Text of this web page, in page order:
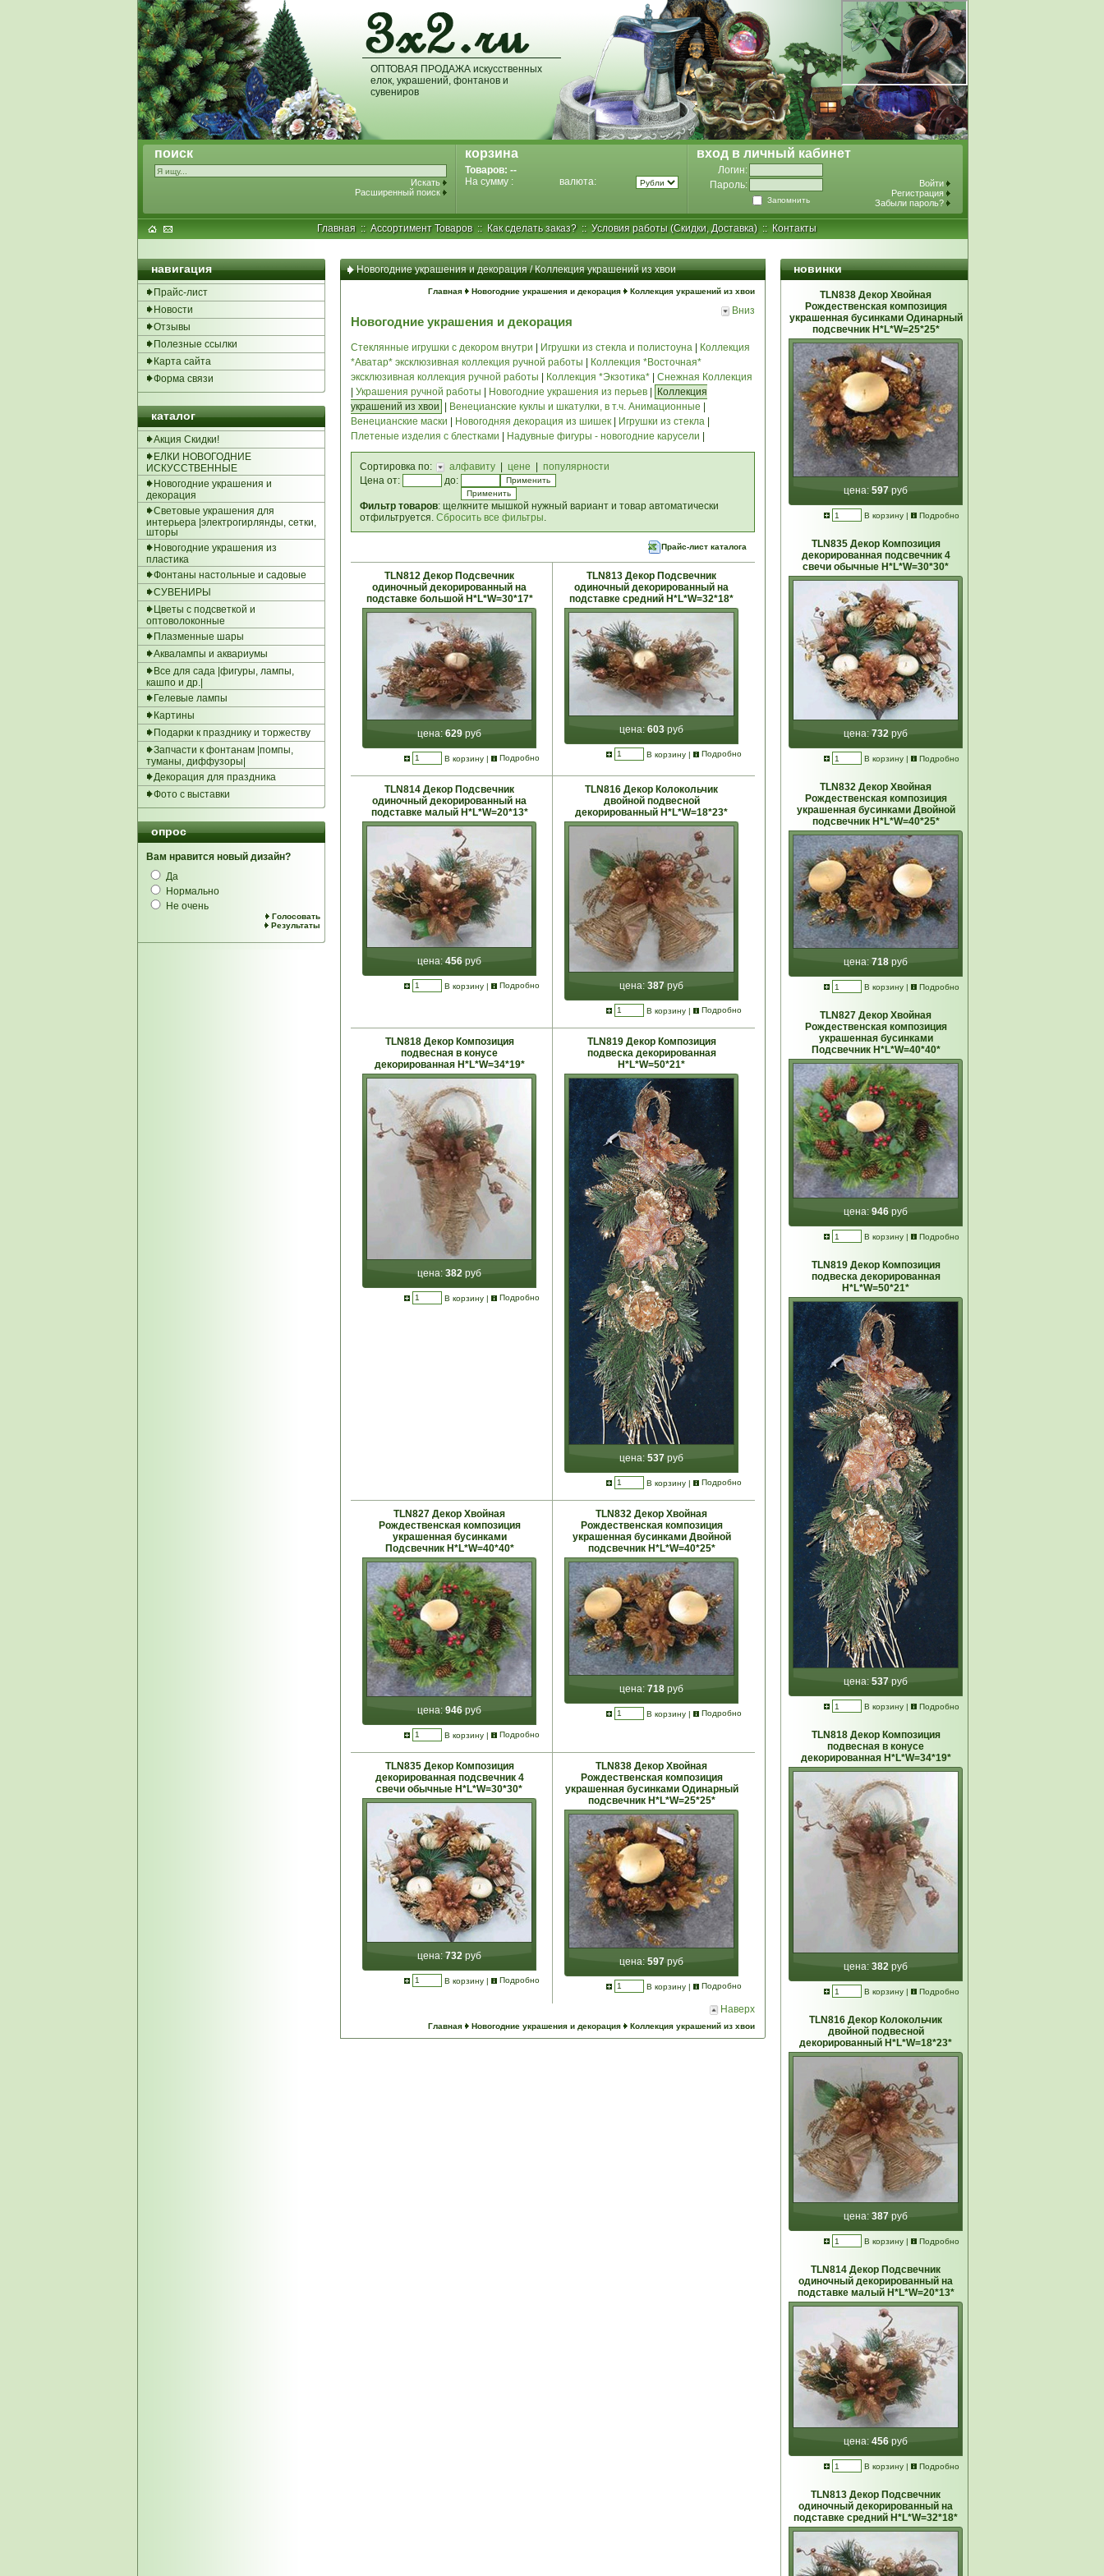
ОПТОВАЯ ПРОДАЖА искусственных
елок, украшений, фонтанов и
сувениров
поиск
Искать
Расширенный поиск
вход в личный кабинет
Войти
Регистрация
Забыли пароль?
Логин:
Пароль:
Запомнить
корзина
Товаров: --
На сумму :
валюта:
Главная :: Ассортимент Товаров:: Как сделать заказ?:: Условия работы (Скидки, Доставка):: Контакты
навигация
Прайс-лист
Новости
Отзывы
Полезные ссылки
Карта сайта
Форма связи
каталог
Акция Скидки!
ЕЛКИ НОВОГОДНИЕ
ИСКУССТВЕННЫЕ
Новогодние украшения и
декорация
Световые украшения для
интерьера |электрогирлянды, сетки,
шторы
Новогодние украшения из
пластика
Фонтаны настольные и садовые
СУВЕНИРЫ
Цветы с подсветкой и
оптоволоконные
Плазменные шары
Аквалампы и аквариумы
Все для сада |фигуры, лампы,
кашпо и др.|
Гелевые лампы
Картины
Подарки к празднику и торжеству
Запчасти к фонтанам |помпы,
туманы, диффузоры|
Декорация для праздника
Фото с выставки
опрос
Вам нравится новый дизайн?
Да
Нормально
Не очень
Голосовать
Результаты
новинки
TLN838 Декор Хвойная
Рождественская композиция
украшенная бусинками Одинарный
подсвечник Н*L*W=25*25*
цена: 597 руб
В корзину | Подробно
TLN835 Декор Композиция
декорированная подсвечник 4
свечи обычные Н*L*W=30*30*
цена: 732 руб
В корзину | Подробно
TLN832 Декор Хвойная
Рождественская композиция
украшенная бусинками Двойной
подсвечник Н*L*W=40*25*
цена: 718 руб
В корзину | Подробно
TLN827 Декор Хвойная
Рождественская композиция
украшенная бусинками
Подсвечник Н*L*W=40*40*
цена: 946 руб
В корзину | Подробно
TLN819 Декор Композиция
подвеска декорированная
Н*L*W=50*21*
цена: 537 руб
В корзину | Подробно
TLN818 Декор Композиция
подвесная в конусе
декорированная Н*L*W=34*19*
цена: 382 руб
В корзину | Подробно
TLN816 Декор Колокольчик
двойной подвесной
декорированный Н*L*W=18*23*
цена: 387 руб
В корзину | Подробно
TLN814 Декор Подсвечник
одиночный декорированный на
подставке малый Н*L*W=20*13*
цена: 456 руб
В корзину | Подробно
TLN813 Декор Подсвечник
одиночный декорированный на
подставке средний Н*L*W=32*18*
Новогодние украшения и декорация / Коллекция украшений из хвои
Главная Новогодние украшения и декорация Коллекция украшений из хвои
Вниз
Новогодние украшения и декорация
Стеклянные игрушки с декором внутри | Игрушки из стекла и полистоуна | Коллекция
*Аватар* эксклюзивная коллекция ручной работы | Коллекция *Восточная*
эксклюзивная коллекция ручной работы | Коллекция *Экзотика* | Снежная Коллекция
| Украшения ручной работы | Новогодние украшения из перьев | Коллекция
украшений из хвои | Венецианские куклы и шкатулки, в т.ч. Анимационные |
Венецианские маски | Новогодняя декорация из шишек | Игрушки из стекла |
Плетеные изделия с блестками | Надувные фигуры - новогодние карусели |
Сортировка по: алфавиту цене
популярности
Цена от:
до:
Фильтр товаров: щелкните мышкой нужный вариант и товар автоматически
отфильтруется. Сбросить все фильтры.
Прайс-лист каталога
TLN812 Декор Подсвечник
одиночный декорированный на
подставке большой Н*L*W=30*17*
цена: 629 руб
В корзину | Подробно
TLN813 Декор Подсвечник
одиночный декорированный на
подставке средний Н*L*W=32*18*
цена: 603 руб
В корзину | Подробно
TLN814 Декор Подсвечник
одиночный декорированный на
подставке малый Н*L*W=20*13*
цена: 456 руб
В корзину | Подробно
TLN816 Декор Колокольчик
двойной подвесной
декорированный Н*L*W=18*23*
цена: 387 руб
В корзину | Подробно
TLN818 Декор Композиция
подвесная в конусе
декорированная Н*L*W=34*19*
цена: 382 руб
В корзину | Подробно
TLN819 Декор Композиция
подвеска декорированная
Н*L*W=50*21*
цена: 537 руб
В корзину | Подробно
TLN827 Декор Хвойная
Рождественская композиция
украшенная бусинками
Подсвечник Н*L*W=40*40*
цена: 946 руб
В корзину | Подробно
TLN832 Декор Хвойная
Рождественская композиция
украшенная бусинками Двойной
подсвечник Н*L*W=40*25*
цена: 718 руб
В корзину | Подробно
TLN835 Декор Композиция
декорированная подсвечник 4
свечи обычные Н*L*W=30*30*
цена: 732 руб
В корзину | Подробно
TLN838 Декор Хвойная
Рождественская композиция
украшенная бусинками Одинарный
подсвечник Н*L*W=25*25*
цена: 597 руб
В корзину | Подробно
Наверх
Главная Новогодние украшения и декорация Коллекция украшений из хвои